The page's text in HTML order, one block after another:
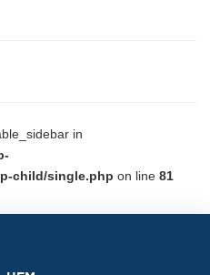
in
child/single.php on line 81